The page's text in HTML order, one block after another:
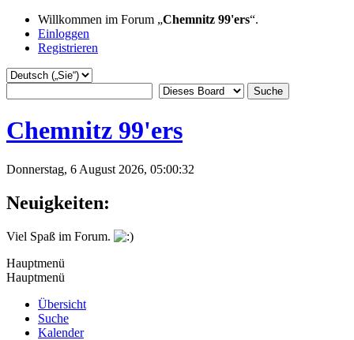
Willkommen im Forum „Chemnitz 99'ers“.
Einloggen
Registrieren
Chemnitz 99'ers
Donnerstag, 6 August 2026, 05:00:32
Neuigkeiten:
Viel Spaß im Forum.
Hauptmenü
Hauptmenü
Übersicht
Suche
Kalender